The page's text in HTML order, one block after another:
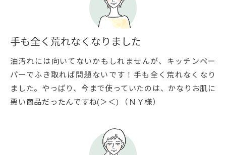
手も全く荒れなくなりました
油汚れには向いてないかもしれませんが、キッチンペー
パーでふき取れば問題ないです！手も全く荒れなくなり
ました。やっぱり、今まで使っていたのは、かなりお肌に
悪い商品だったんですね(＞＜) （ＮＹ様）